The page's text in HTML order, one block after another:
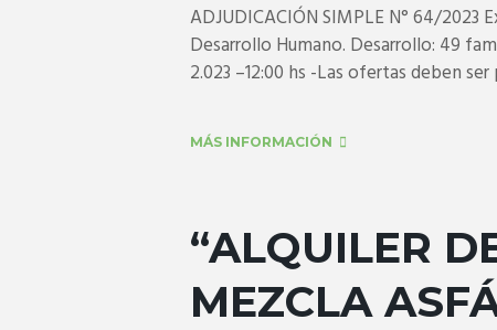
ADJUDICACIÓN SIMPLE N° 64/2023
Desarrollo Humano. Desarrollo: 49
2.023 –12:00 hs -Las ofertas deben
MÁS INFORMACIÓN
“ALQUILER
MEZCLA